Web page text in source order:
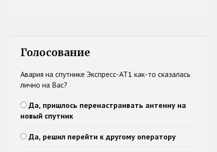
Голосование
Авария на спутнике Экспресс-АТ1 как-то сказалась
лично на Вас?
Да, пришлось перенастраивать антенну на
новый спутник
Да, решил перейти к другому оператору